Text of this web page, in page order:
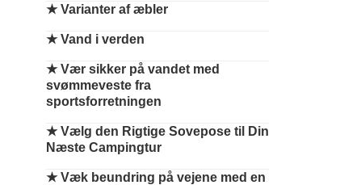
★Varianter af æbler
★Vand i verden
★Vær sikker på vandet med
svømmeveste fra
sportsforretningen
★Vælg den Rigtige Sovepose til Din
Næste Campingtur
★Væk beundring på vejene med en